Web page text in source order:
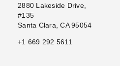
2880 Lakeside Drive,
#135
Santa Clara, CA 95054
+1 669 292 5611